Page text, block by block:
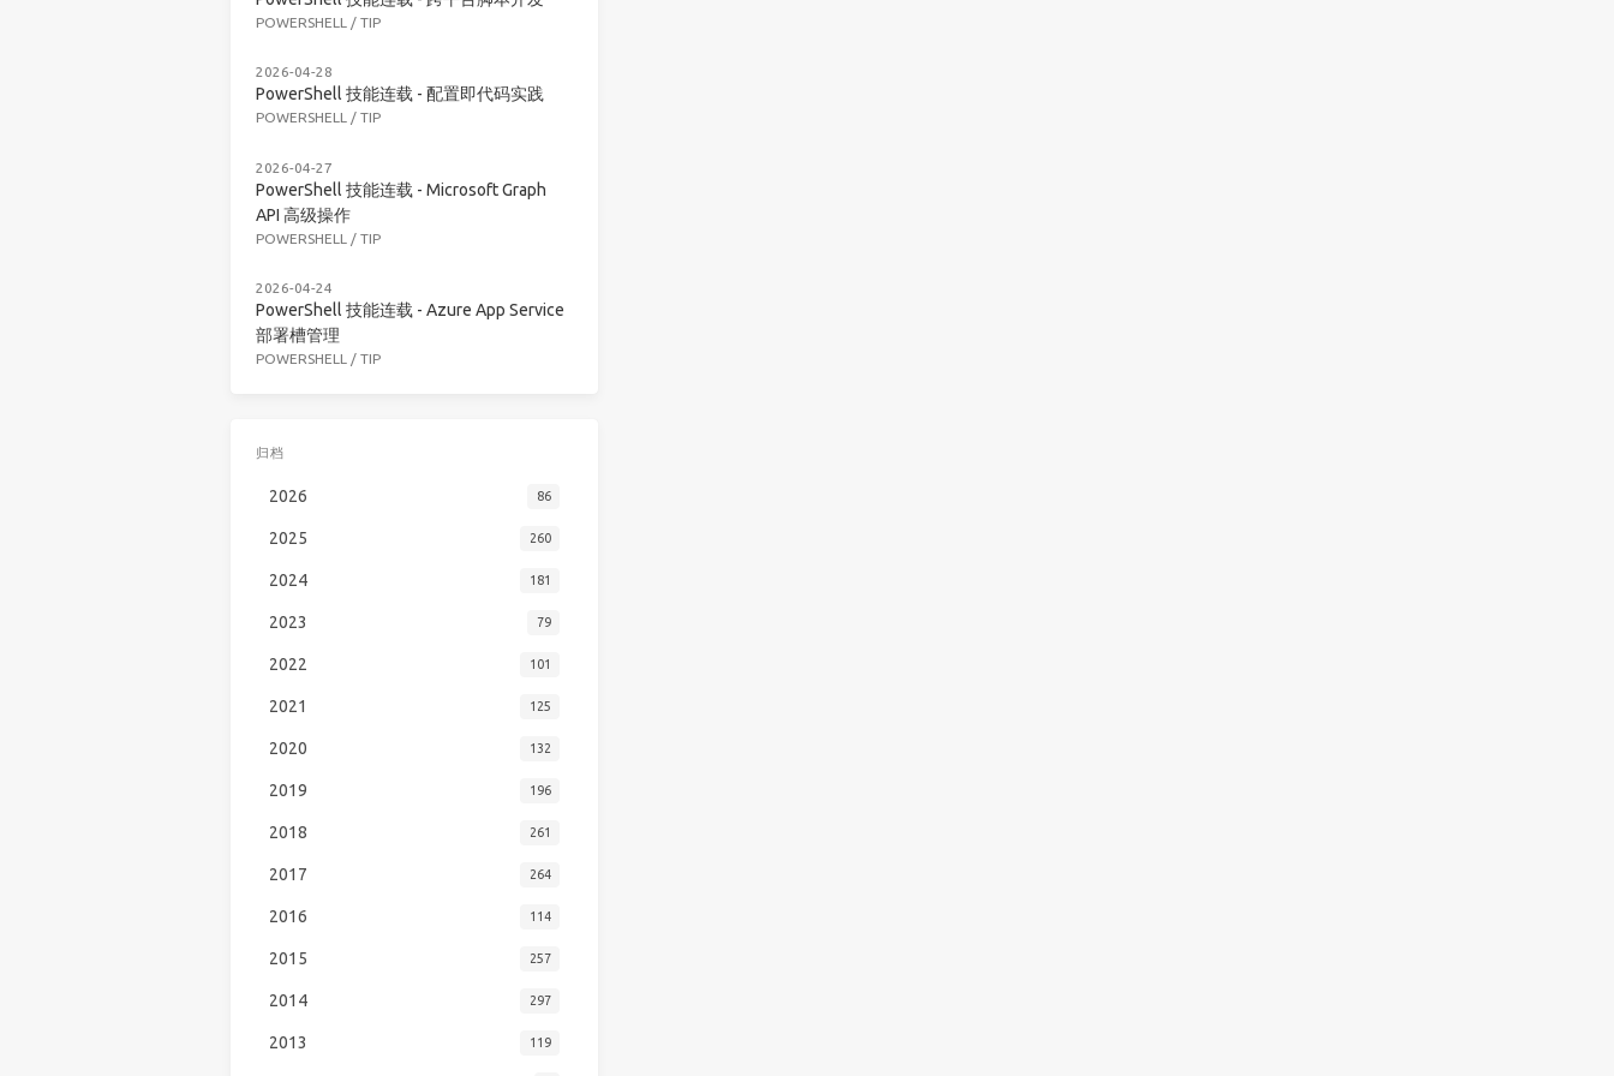
POWERSHELL / TIP
2026-04-28
PowerShell 技能连载 - 配置即代码实践
POWERSHELL / TIP
2026-04-27
PowerShell 技能连载 - Microsoft Graph
API 高级操作
POWERSHELL / TIP
2026-04-24
PowerShell 技能连载 - Azure App Service
部署槽管理
POWERSHELL / TIP
归档
2026 86
2025 260
2024 181
2023 79
2022 101
2021 125
2020 132
2019 196
2018 261
2017 264
2016 114
2015 257
2014 297
2013 119